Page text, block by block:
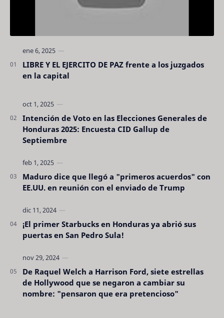
LIBRE Y EL EJERCITO DE PAZ frente a los juzgados
en la capital
Intención de Voto en las Elecciones Generales de
Honduras 2025: Encuesta CID Gallup de
Septiembre
Maduro dice que llegó a "primeros acuerdos" con
EE.UU. en reunión con el enviado de Trump
¡El primer Starbucks en Honduras ya abrió sus
puertas en San Pedro Sula!
De Raquel Welch a Harrison Ford, siete estrellas
de Hollywood que se negaron a cambiar su
nombre: "pensaron que era pretencioso"